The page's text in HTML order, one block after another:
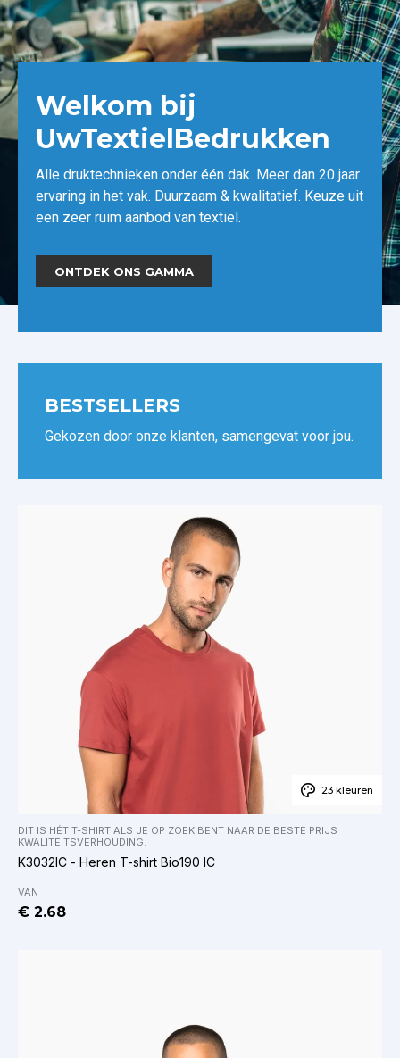
Welkom bij
UwTextielBedrukken
Alle druktechnieken onder één dak. Meer dan 20 jaar
ervaring in het vak. Duurzaam & kwalitatief. Keuze uit
een zeer ruim aanbod van textiel.
ONTDEK ONS GAMMA
BESTSELLERS
Gekozen door onze klanten, samengevat voor jou.
23 kleuren
DIT IS HÉT T-SHIRT ALS JE OP ZOEK BENT NAAR DE BESTE PRIJS
KWALITEITSVERHOUDING.
K3032IC - Heren T-shirt Bio190 IC
VAN
€ 2.68